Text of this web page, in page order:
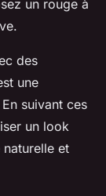
un rouge à
des
une
suivant ces
un look
et